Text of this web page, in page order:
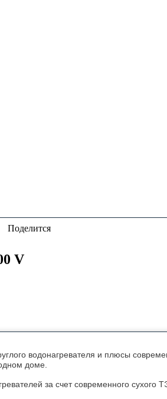
Поделится
V
водонагревателя и плюсы
доме.
за счет современного сухого